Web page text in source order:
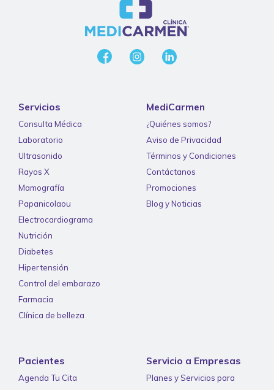
Servicios
Consulta Médica
Laboratorio
Ultrasonido
Rayos X
Mamografía
Papanicolaou
Electrocardiograma
Nutrición
Diabetes
Hipertensión
Control del embarazo
Farmacia
Clínica de belleza
MediCarmen
¿Quiénes somos?
Aviso de Privacidad
Términos y Condiciones
Contáctanos
Promociones
Blog y Noticias
Pacientes
Agenda Tu Cita
Servicio a Empresas
Planes y Servicios para